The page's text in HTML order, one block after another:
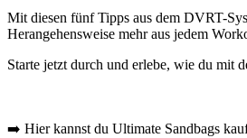
Mit diesen fünf Tipps aus dem DVRT-
Herangehensweise mehr aus jedem
Starte jetzt durch und erlebe, wie du mit
➡️ Hier kannst du Ultimate Sandbags